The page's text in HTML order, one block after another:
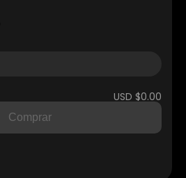
USD $0.00
Comprar